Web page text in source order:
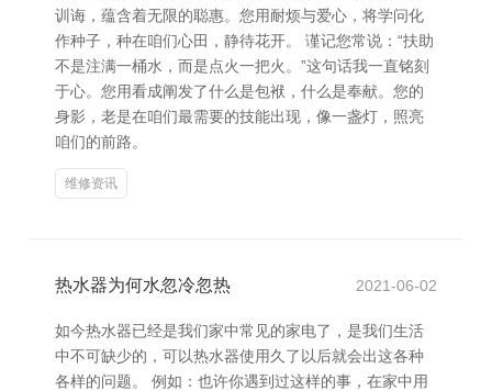
训诲，蕴含着无限的聪惠。您用耐烦与爱心，将学问化
作种子，种在咱们心田，静待花开。 谨记您常说：“扶助
不是注满一桶水，而是点火一把火。”这句话我一直铭刻
于心。您用看成阐发了什么是包袱，什么是奉献。您的
身影，老是在咱们最需要的技能出现，像一盏灯，照亮
咱们的前路。
维修资讯
热水器为何水忽冷忽热 2021-06-02
如今热水器已经是我们家中常见的家电了，是我们生活
中不可缺少的，可以热水器使用久了以后就会出这各种
各样的问题。 例如：也许你遇到过这样的事，在家中用